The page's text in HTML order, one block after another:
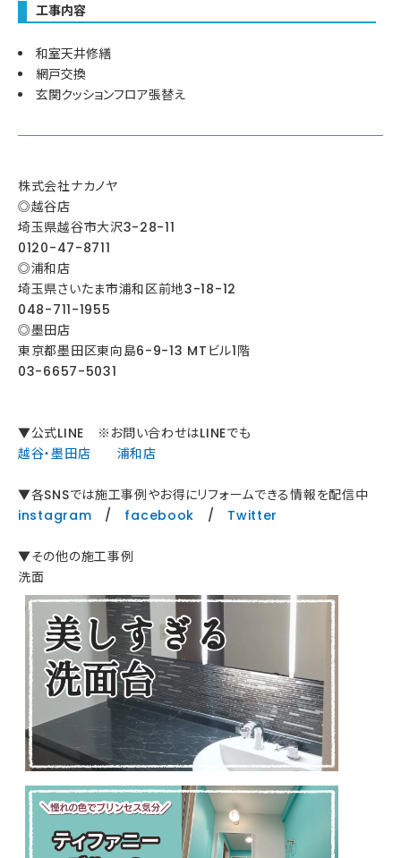
工事内容
和室天井修繕
網戸交換
玄関クッションフロア張替え
株式会社ナカノヤ
◎越谷店
埼玉県越谷市大沢3-28-11
0120-47-8711
◎浦和店
埼玉県さいたま市浦和区前地3-18-12
048-711-1955
◎墨田店
東京都墨田区東向島6-9-13 MTビル1階
03-6657-5031
▼公式LINE ※お問い合わせはLINEでも
越谷・墨田店
浦和店
▼各SNSでは施工事例やお得にリフォームできる情報を配信中
instagram / facebook / Twitter
▼その他の施工事例
洗面